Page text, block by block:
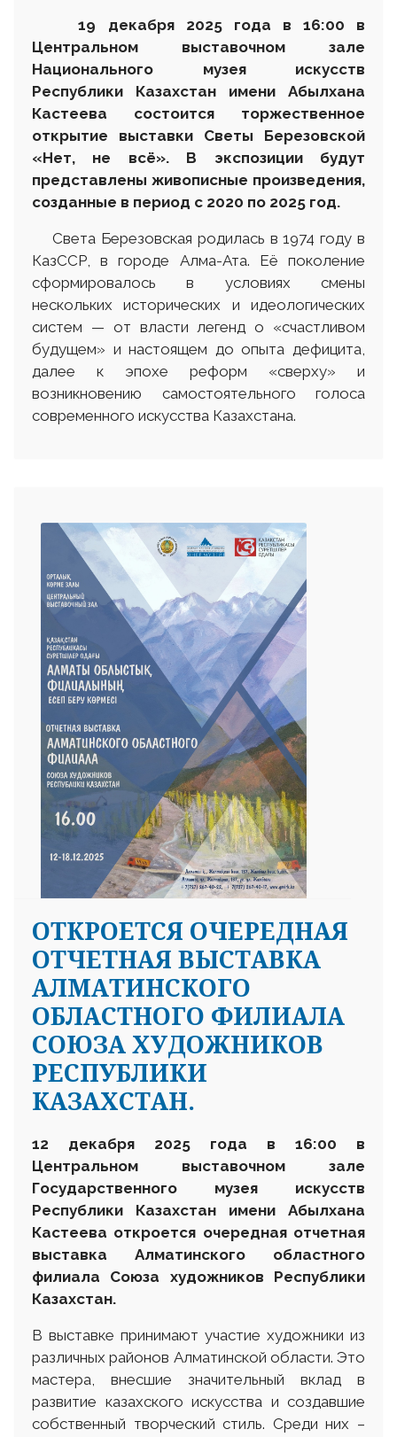
19 декабря 2025 года в 16:00 в
Центральном выставочном зале
Национального музея искусств
Республики Казахстан имени Абылхана
Кастеева состоится торжественное
открытие выставки Светы Березовской
«Нет, не всё». В экспозиции будут
представлены живописные произведения,
созданные в период с 2020 по 2025 год.
Света Березовская родилась в 1974 году в
КазССР, в городе Алма-Ата. Её поколение
сформировалось в условиях смены
нескольких исторических и идеологических
систем — от власти легенд о «счастливом
будущем» и настоящем до опыта дефицита,
далее к эпохе реформ «сверху» и
возникновению самостоятельного голоса
современного искусства Казахстана.
ОТКРОЕТСЯ ОЧЕРЕДНАЯ
ОТЧЕТНАЯ ВЫСТАВКА
АЛМАТИНСКОГО
ОБЛАСТНОГО ФИЛИАЛА
СОЮЗА ХУДОЖНИКОВ
РЕСПУБЛИКИ
КАЗАХСТАН.
12 декабря 2025 года в 16:00 в
Центральном выставочном зале
Государственного музея искусств
Республики Казахстан имени Абылхана
Кастеева откроется очередная отчетная
выставка Алматинского областного
филиала Союза художников Республики
Казахстан.
В выставке принимают участие художники из
различных районов Алматинской области. Это
мастера, внесшие значительный вклад в
развитие казахского искусства и создавшие
собственный творческий стиль. Среди них –